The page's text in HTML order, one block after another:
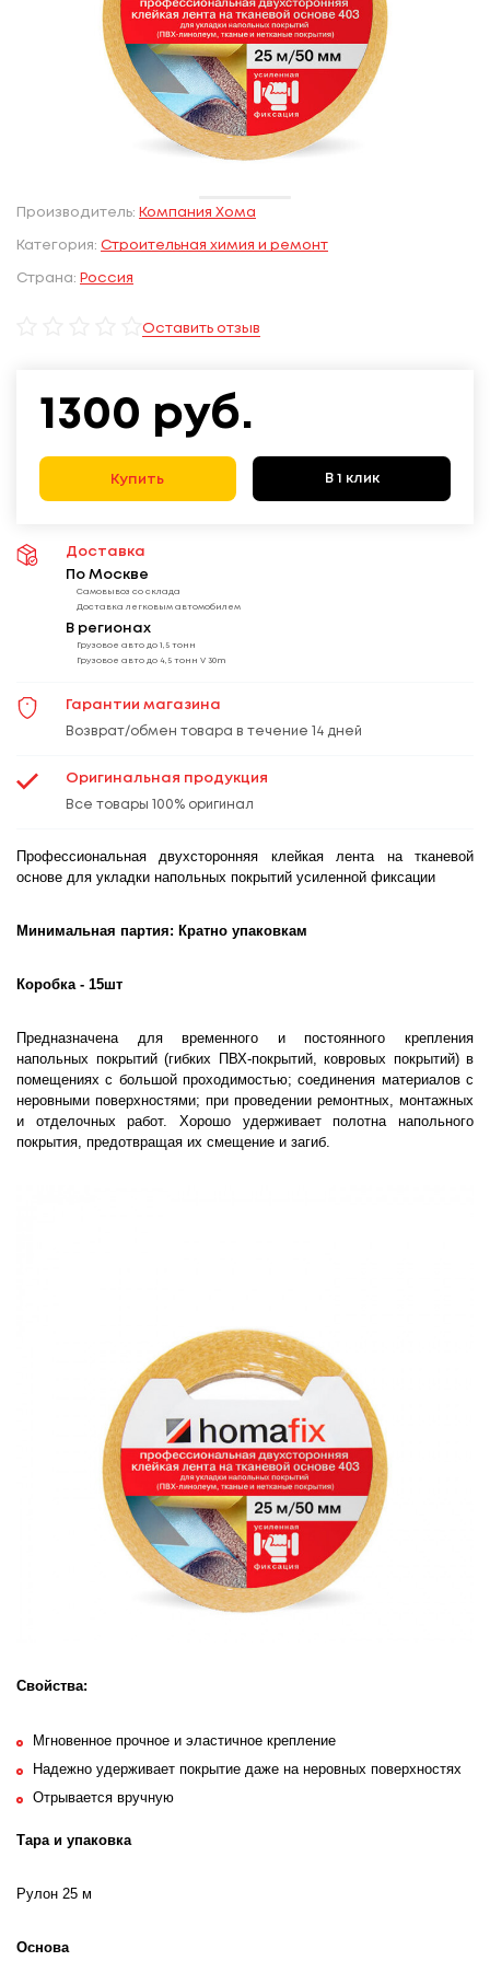
Производитель: Компания Хома
Категория: Строительная химия и ремонт
Страна: Россия
Оставить отзыв
1300 руб.
Купить В 1 клик
Доставка
По Москве
Самовывоз со склада
Доставка легковым автомобилем
В регионах
Грузовое авто до 1,5 тонн
Грузовое авто до 4,5 тонн V 30m
Гарантии магазина
Возврат/обмен товара в течение 14 дней
Оригинальная продукция
Все товары 100% оригинал
Профессиональная двухсторонняя клейкая лента на тканевой
основе для укладки напольных покрытий усиленной фиксации
Минимальная партия: Кратно упаковкам
Коробка - 15шт
Предназначена для временного и постоянного крепления
напольных покрытий (гибких ПВХ-покрытий, ковровых покрытий) в
помещениях с большой проходимостью; соединения материалов с
неровными поверхностями; при проведении ремонтных, монтажных
и отделочных работ. Хорошо удерживает полотна напольного
покрытия, предотвращая их смещение и загиб.
Свойства:
Мгновенное прочное и эластичное крепление
Надежно удерживает покрытие даже на неровных поверхностях
Отрывается вручную
Тара и упаковка
Рулон 25 м
Основа